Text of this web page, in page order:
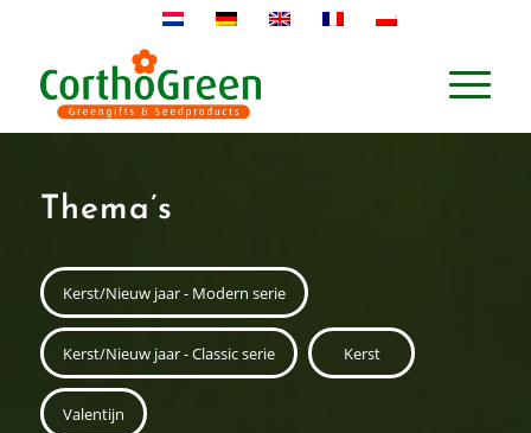
Thema’s
Kerst/Nieuw jaar - Modern serie
Kerst/Nieuw jaar - Classic serie Kerst
Valentijn